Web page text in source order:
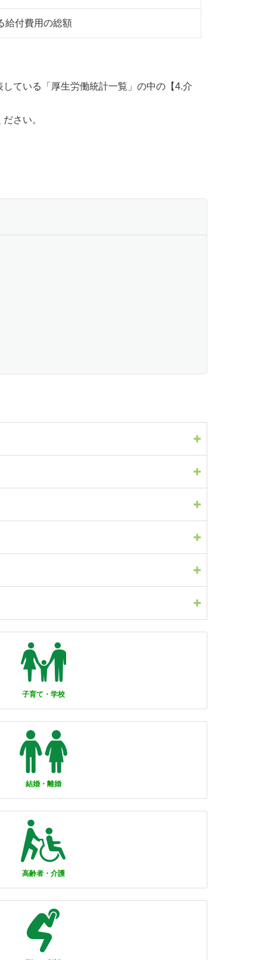
給付費用の総額
ている「厚生労働統計一覧」の中の【4.介
さい。
子育て・学校
結婚・離婚
高齢者・介護